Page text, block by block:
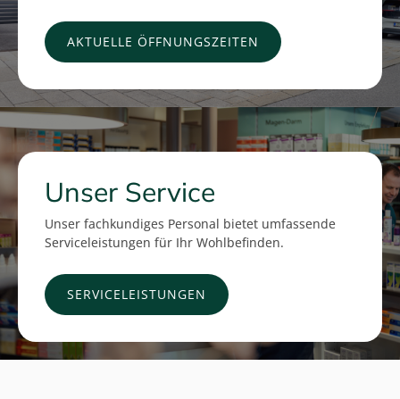
AKTUELLE ÖFFNUNGSZEITEN
Unser Service
Unser fachkundiges Personal bietet umfassende
Serviceleistungen für Ihr Wohlbefinden.
SERVICELEISTUNGEN